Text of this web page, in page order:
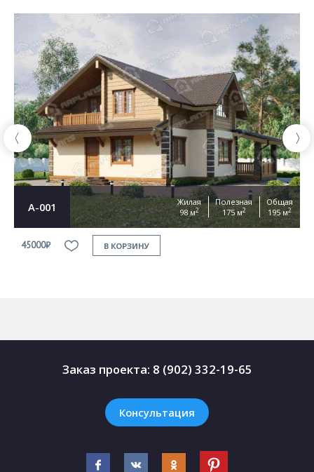
А-001
Жилая
98 м2
Полезная
175 м2
Общая
195 м2
45000₽ В КОРЗИНУ
Заказ проекта: 8 (902) 332-19-65
Консультация